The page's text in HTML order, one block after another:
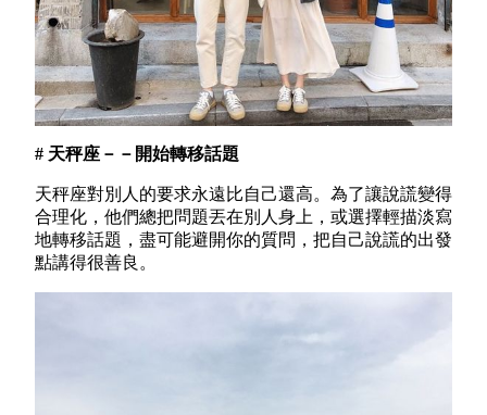
# 天秤座－－開始轉移話題
天秤座對別人的要求永遠比自己還高。為了讓說謊變得
合理化，他們總把問題丟在別人身上，或選擇輕描淡寫
地轉移話題，盡可能避開你的質問，把自己說謊的出發
點講得很善良。